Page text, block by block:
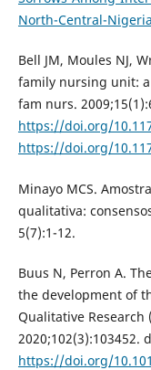
North-Central-
Bell JM, Moules NJ,
family nursing unit:
fam nurs.
https://doi.org/
https://doi.org/
Minayo MCS.
qualitativa:
5(7):1-12.
Buus N, Perron A.
the development of
Qualitative Research
2020;102(3):103452.
https://doi.org/